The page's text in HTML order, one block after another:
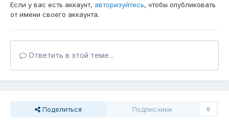
Если у вас есть аккаунт, авторизуйтесь, чтобы опубликовать
от имени своего аккаунта.
Ответить в этой теме...
Поделиться Подписчики 0